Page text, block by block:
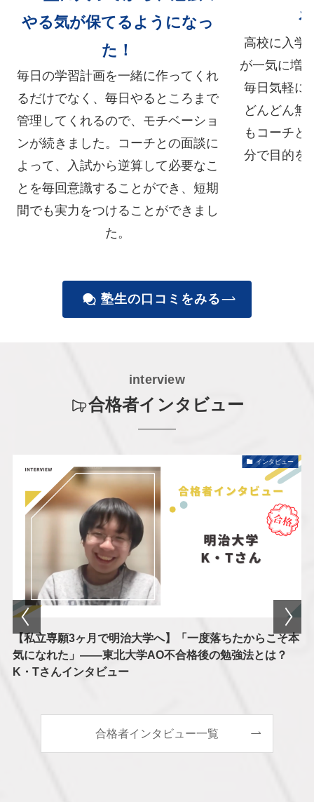
やる気が保てるようになっ
た！
毎日の学習計画を一緒に作ってくれ
るだけでなく、毎日やるところまで
管理してくれるので、モチベーショ
ンが続きました。コーチとの面談に
よって、入試から逆算して必要なこ
とを毎回意識することができ、短期
間でも実力をつけることができまし
た。
高校に入学
が一気に増
毎日気軽に
どんどん無
もコーチと
分で目的を
塾生の口コミをみる
interview
合格者インタビュー
インタビュー
【私立専願3ヶ月で明治大学へ】「一度落ちたからこそ本
気になれた」——東北大学AO不合格後の勉強法とは？
K・Tさんインタビュー
合格者インタビュー一覧